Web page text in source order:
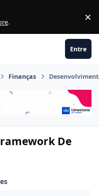
. ×
Entre
Finanças
De